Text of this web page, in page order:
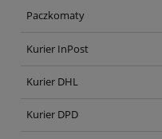
Paczkomaty
Kurier InPost
Kurier DHL
Kurier DPD